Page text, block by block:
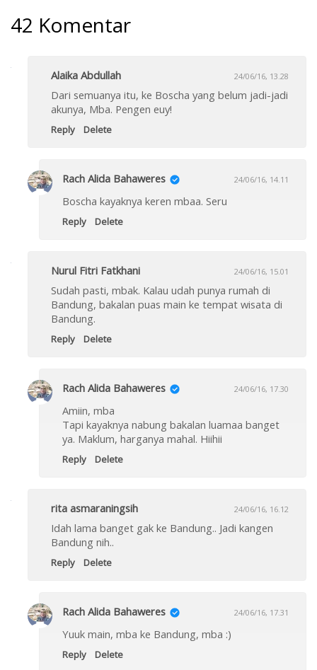
42 Komentar
Alaika Abdullah 24/06/16, 13.28
Dari semuanya itu, ke Boscha yang belum jadi-jadi
akunya, Mba. Pengen euy!
Reply Delete
Rach Alida Bahaweres 24/06/16, 14.11
Boscha kayaknya keren mbaa. Seru
Reply Delete
Nurul Fitri Fatkhani 24/06/16, 15.01
Sudah pasti, mbak. Kalau udah punya rumah di
Bandung, bakalan puas main ke tempat wisata di
Bandung.
Reply Delete
Rach Alida Bahaweres 24/06/16, 17.30
Amiin, mba
Tapi kayaknya nabung bakalan luamaa banget
ya. Maklum, harganya mahal. Hiihii
Reply Delete
rita asmaraningsih 24/06/16, 16.12
Idah lama banget gak ke Bandung.. Jadi kangen
Bandung nih..
Reply Delete
Rach Alida Bahaweres 24/06/16, 17.31
Yuuk main, mba ke Bandung, mba :)
Reply Delete